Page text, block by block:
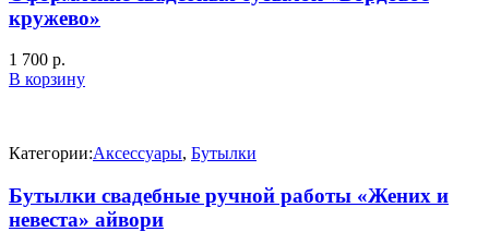
кружево»
1 700 р.
В корзину
Категории:Аксессуары, Бутылки
Бутылки свадебные ручной работы «Жених и
невеста» айвори